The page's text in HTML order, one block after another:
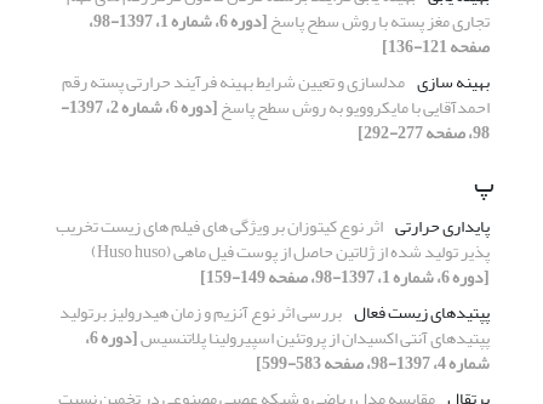
تجاری مغز پسته با روش سطح پاسخ [دوره 6، شماره 1، 1397-98،
صفحه 121-136]
بهینه سازی مدلسازی و تعیین شرایط بهینه فرآیند حرارتی پسته رقم
احمدآقایی با مایکروویو به روش سطح پاسخ [دوره 6، شماره 2، 1397-
98، صفحه 277-292]
پ
پایداری حرارتی اثر نوع کیتوزان بر ویژگی های فیلم های زیست تخریب
پذیر تولید شده از ژلاتین حاصل از پوست فیل ماهی (Huso huso)
[دوره 6، شماره 1، 1397-98، صفحه 149-159]
پپتیدهای زیست فعال بررسی اثر نوع آنزیم و زمان هیدرولیز برتولید
پپتیدهای آنتی اکسیدان از پروتئین اسپیرولینا پلاتنسیس [دوره 6،
شماره 4، 1397-98، صفحه 583-599]